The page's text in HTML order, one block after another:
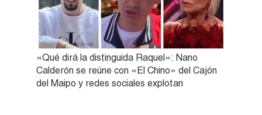
«Qué dirá la distinguida Raquel»: Nano
Calderón se reúne con «El Chino» del Cajón
del Maipo y redes sociales explotan